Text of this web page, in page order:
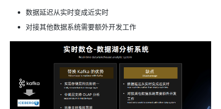
数据延迟从实时变成近实时
对接其他数据系统需要额外开发工作